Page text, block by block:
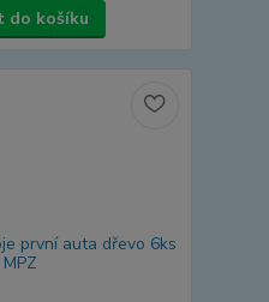
do košíku